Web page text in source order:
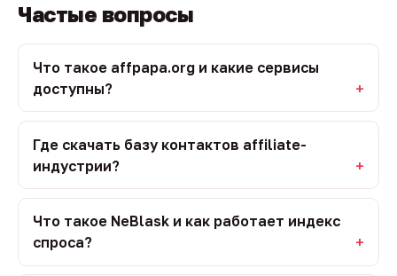
Частые вопросы
Что такое affpapa.org и какие сервисы
доступны?
Где скачать базу контактов affiliate-
индустрии?
Что такое NeBlask и как работает индекс
спроса?